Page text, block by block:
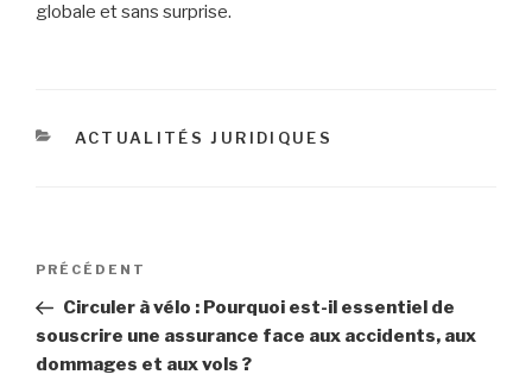
globale et sans surprise.
CATÉGORIES
ACTUALITÉS JURIDIQUES
Navigation
l’article
Article
précédent
PRÉCÉDENT
Circuler à vélo : Pourquoi est-il essentiel de
souscrire une assurance face aux accidents, aux
dommages et aux vols ?